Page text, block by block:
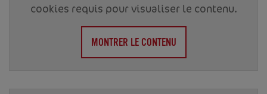
cookies requis pour visualiser le contenu.
MONTRER LE CONTENU